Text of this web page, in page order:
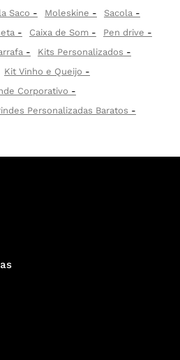
Saco Moleskine
Sacola
Caixa de Som
Pen drive
Kits Personalizados
Kit Vinho e Queijo
Corporativo
Personalizadas Baratos